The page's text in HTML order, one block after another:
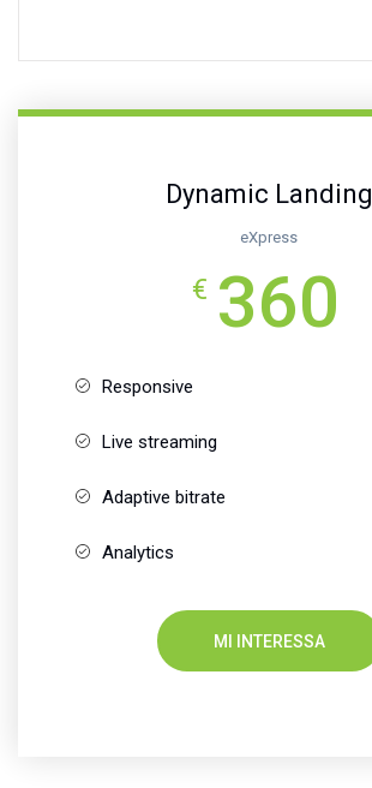
Dynamic Landing
eXpress
€ 360
Responsive
Live streaming
Adaptive bitrate
Analytics
MI INTERESSA